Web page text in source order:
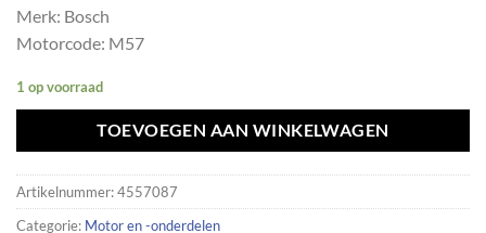
Merk: Bosch
Motorcode: M57
1 op voorraad
TOEVOEGEN AAN WINKELWAGEN
Artikelnummer:4557087
Categorie: Motor en -onderdelen